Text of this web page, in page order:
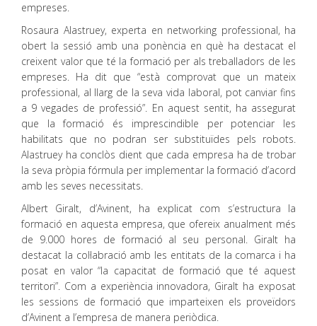
empreses.
Rosaura Alastruey, experta en networking professional, ha
obert la sessió amb una ponència en què ha destacat el
creixent valor que té la formació per als treballadors de les
empreses. Ha dit que “està comprovat que un mateix
professional, al llarg de la seva vida laboral, pot canviar fins
a 9 vegades de professió”. En aquest sentit, ha assegurat
que la formació és imprescindible per potenciar les
habilitats que no podran ser substituïdes pels robots.
Alastruey ha conclòs dient que cada empresa ha de trobar
la seva pròpia fórmula per implementar la formació d’acord
amb les seves necessitats.
Albert Giralt, d’Avinent, ha explicat com s’estructura la
formació en aquesta empresa, que ofereix anualment més
de 9.000 hores de formació al seu personal. Giralt ha
destacat la col·labració amb les entitats de la comarca i ha
posat en valor “la capacitat de formació que té aquest
territori”. Com a experiència innovadora, Giralt ha exposat
les sessions de formació que imparteixen els proveïdors
d’Avinent a l’empresa de manera periòdica.